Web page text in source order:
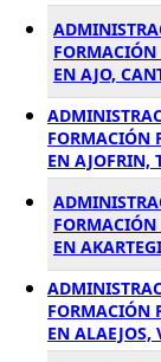
FORMACIÓN
EN AJO,
FORMACIÓN
EN AJOFRIN,
FORMACIÓN
EN
FORMACIÓN
EN ALAEJOS,